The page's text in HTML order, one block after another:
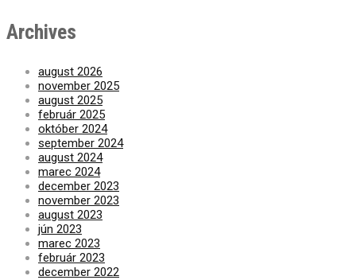
Archives
august 2026
november 2025
august 2025
február 2025
október 2024
september 2024
august 2024
marec 2024
december 2023
november 2023
august 2023
jún 2023
marec 2023
február 2023
december 2022